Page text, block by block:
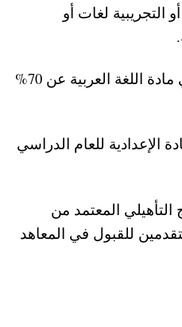
التجريبية لغات أو
– ألا يقل مجموع التلميذ في مادة اللغة العربية عن 70%
الإعدادية للعام الدراسي
التأهيلي المعتمد من
للقبول في المعاهد